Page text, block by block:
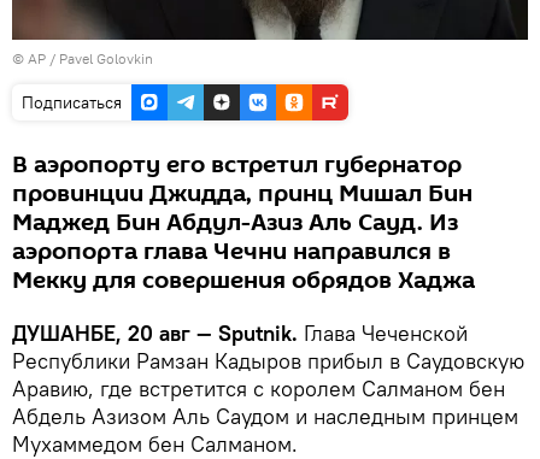
© AP / Pavel Golovkin
Подписаться
В аэропорту его встретил губернатор
провинции Джидда, принц Мишал Бин
Маджед Бин Абдул-Азиз Аль Сауд. Из
аэропорта глава Чечни направился в
Мекку для совершения обрядов Хаджа
ДУШАНБЕ, 20 авг — Sputnik. Глава Чеченской
Республики Рамзан Кадыров прибыл в Саудовскую
Аравию, где встретится с королем Салманом бен
Абдель Азизом Аль Саудом и наследным принцем
Мухаммедом бен Салманом.